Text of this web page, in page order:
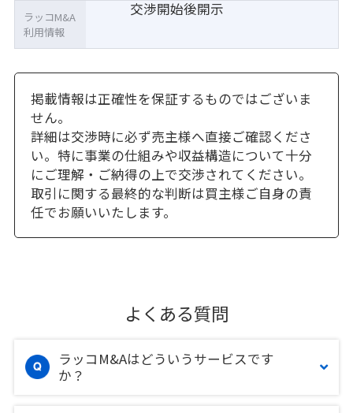
交渉開始後開示
ラッコM&A
利用情報
掲載情報は正確性を保証するものではございま
せん。
詳細は交渉時に必ず売主様へ直接ご確認くださ
い。特に事業の仕組みや収益構造について十分
にご理解・ご納得の上で交渉されてください。
取引に関する最終的な判断は買主様ご自身の責
任でお願いいたします。
よくある質問
ラッコM&Aはどういうサービスです
か？